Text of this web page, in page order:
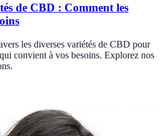
de CBD : Comment les
les diverses variétés de CBD pour
convient à vos besoins. Explorez nos